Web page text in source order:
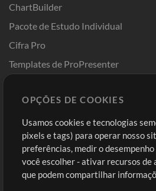
ChartBuilder
Pacote de Estudo Individual
Cifra Pro
Templates de ProPresenter
Comprar Créditos
Conteúdo Grátis
Solicite uma Música
Entre
Ir ao
OPÇÕES DE COOKIES
Usamos cookies e tecnologias
pixels e tags) para operar nosso
preferências, medir o
você escolher - ativar recursos de
que podem compartilhar